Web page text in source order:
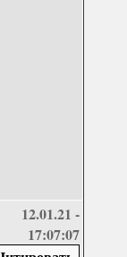
12.01.21 -
17:07:07